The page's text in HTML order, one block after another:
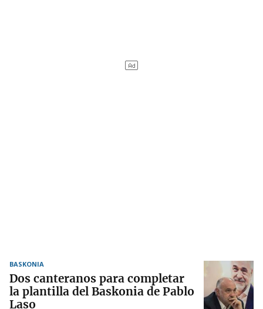
BASKONIA
Dos canteranos para completar
la plantilla del Baskonia de Pablo
Laso